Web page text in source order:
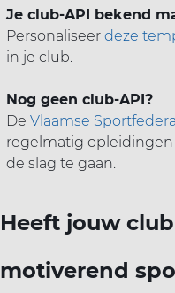
Je club-API bekend
Personaliseer deze
in je club.
Nog geen club-API?
De Vlaamse
regelmatig opleidingen
de slag te gaan.
Heeft jouw
motiverend